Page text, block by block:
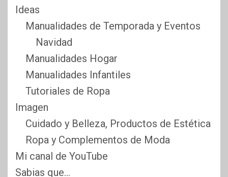
Ideas
Manualidades de Temporada y Eventos
Navidad
Manualidades Hogar
Manualidades Infantiles
Tutoriales de Ropa
Imagen
Cuidado y Belleza, Productos de Estética
Ropa y Complementos de Moda
Mi canal de YouTube
Sabias que…